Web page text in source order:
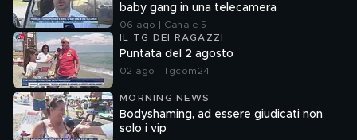
baby gang in una telecamera
06 ago | Canale 5
IL TG DEI RAGAZZI
Puntata del 2 agosto
02 ago | Tgcom24
MORNING NEWS
Bodyshaming, ad essere giudicati non
solo i vip